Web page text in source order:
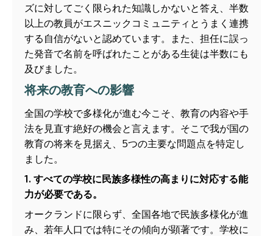
ズに対してごく限られた知識しかないと答え、半数
以上の教員がエスニックコミュニティとうまく連携
する自信がないと認めています。また、担任に誤っ
た発音で名前を呼ばれたことがある生徒は半数にも
及びました。
将来の教育への影響
全国の学校で多様化が進む今こそ、教育の内容や手
法を見直す絶好の機会と言えます。そこで我が国の
教育の将来を見据え、5つの主要な問題点を特定し
ました。
1. すべての学校に民族多様性の高まりに対応する能
力が必要である。
オークランドに限らず、全国各地で民族多様化が進
み、若年人口では特にその傾向が顕著です。学校に